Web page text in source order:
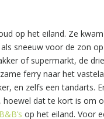
op het eiland. Ze
sneeuw voor de zon
of supermarkt, de
ferry naar het
en zelfs een tandarts.
dat te kort is om
op het eiland. Voor